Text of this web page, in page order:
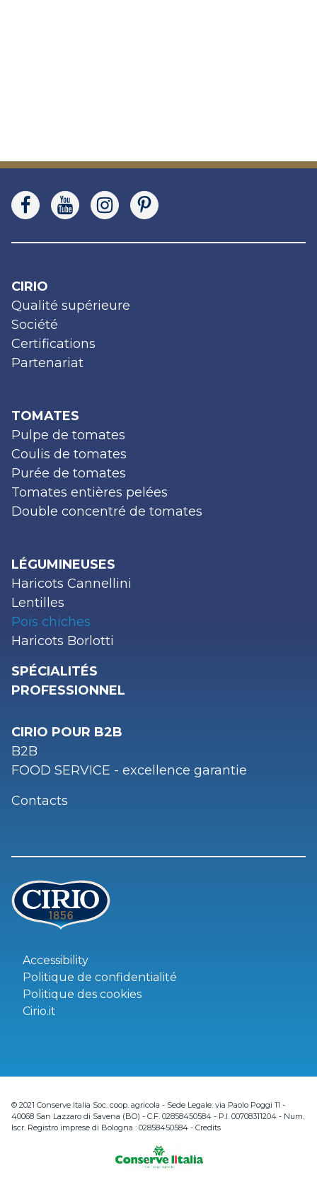
CIRIO
Qualité supérieure
Société
Certifications
Partenariat
TOMATES
Pulpe de tomates
Coulis de tomates
Purée de tomates
Tomates entières pelées
Double concentré de tomates
LÉGUMINEUSES
Haricots Cannellini
Lentilles
Pois chiches
Haricots Borlotti
SPÉCIALITÉS
PROFESSIONNEL
CIRIO POUR B2B
B2B
FOOD SERVICE - excellence garantie
Contacts
Accessibility
Politique de confidentialité
Politique des cookies
Cirio.it
© 2021 Conserve Italia Soc. coop. agricola - Sede Legale: via Paolo Poggi 11 -
40068 San Lazzaro di Savena (BO) - C.F. 02858450584 - P.I. 00708311204 - Num.
Iscr. Registro imprese di Bologna : 02858450584 - Credits